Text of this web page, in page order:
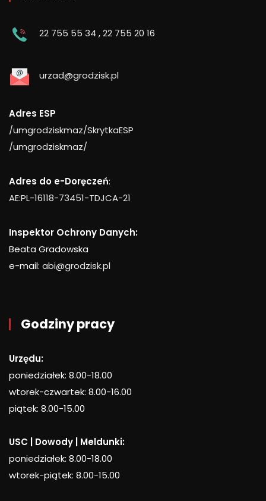
22 755 55 34 ,22 755 20 16
urzad@grodzisk.pl
Adres ESP
/umgrodziskmaz/SkrytkaESP
/umgrodziskmaz/
Adres do e-Doręczeń:
AE:PL-16118-73451-TDJCA-21
Inspektor Ochrony Danych:
Beata Gradowska
e-mail: abi@grodzisk.pl
Godziny pracy
Urzędu:
poniedziałek: 8.00-18.00
wtorek-czwartek: 8.00-16.00
piątek: 8.00-15.00
USC | Dowody | Meldunki:
poniedziałek: 8.00-18.00
wtorek-piątek: 8.00-15.00